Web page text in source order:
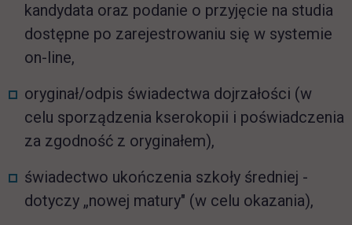
kandydata oraz podanie o przyjęcie na studia
dostępne po zarejestrowaniu się w systemie
on-line,
oryginał/odpis świadectwa dojrzałości (w
celu sporządzenia kserokopii i poświadczenia
za zgodność z oryginałem),
świadectwo ukończenia szkoły średniej -
dotyczy „nowej matury" (w celu okazania),